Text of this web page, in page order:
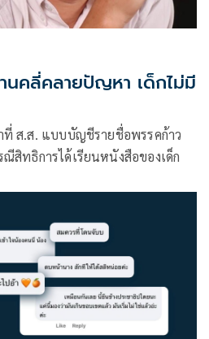
นคลี่คลายปัญหา เด็กไม่มี
ที่ ส.ส. แบบบัญชีรายชื่อพรรคก้าว
สิทธิการได้เรียนหนังสือของเด็ก